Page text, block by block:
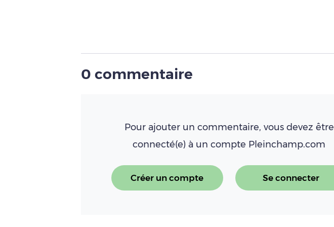
0 commentaire
Pour ajouter un commentaire, vous devez être
connecté(e) à un compte Pleinchamp.com
Créer un compte Se connecter